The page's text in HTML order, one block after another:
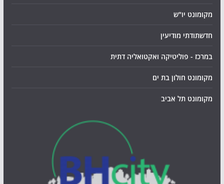
מקומונט יו"ש
חדשתודתי מודיעין
במרכז - פוליטיקה ואקטואליה דתית
מקומונט חולון בת ים
מקומונט תל אביב